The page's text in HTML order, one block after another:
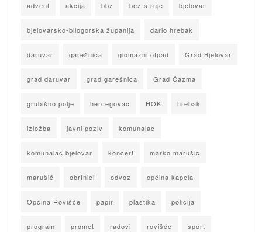
advent akcija bbz bez struje bjelovar
bjelovarsko-bilogorska županija dario hrebak
daruvar garešnica glomazni otpad Grad Bjelovar
grad daruvar grad garešnica Grad Čazma
grubišno polje hercegovac HOK hrebak
izložba javni poziv komunalac
komunalac bjelovar koncert marko marušić
marušić obrtnici odvoz općina kapela
Općina Rovišće papir plastika policija
program promet radovi rovišće sport